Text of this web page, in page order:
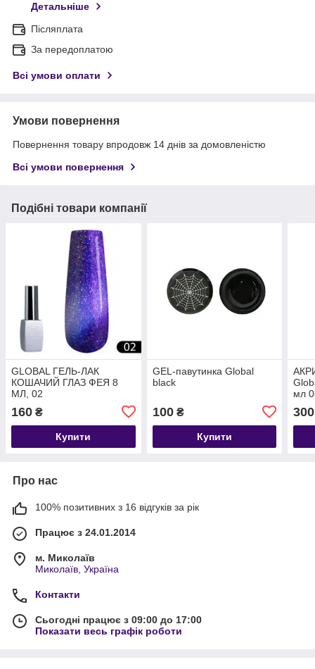
Детальніше
Післяплата
За передоплатою
Всі умови оплати
Умови повернення
Повернення товару впродовж 14 днів за домовленістю
Всі умови повернення
Подібні товари компанії
GLOBAL ГЕЛЬ-ЛАК
КОШАЧИЙ ГЛАЗ ФЕЯ 8
МЛ, 02
160 ₴
Купити
GEL-павутинка Global
black
100₴
Купити
мл
300
Про нас
100% позитивних з 16 відгуків за рік
Працює з 24.01.2014
м. Миколаїв
Миколаїв, Україна
Контакти
Сьогодні працює з 09:00 до 17:00
Показати весь графік роботи